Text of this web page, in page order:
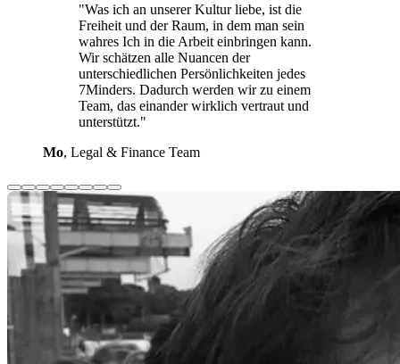
"Was ich an unserer Kultur liebe, ist die
Freiheit und der Raum, in dem man sein
wahres Ich in die Arbeit einbringen kann.
Wir schätzen alle Nuancen der
unterschiedlichen Persönlichkeiten jedes
7Minders. Dadurch werden wir zu einem
Team, das einander wirklich vertraut und
unterstützt."
Mo, Legal & Finance Team